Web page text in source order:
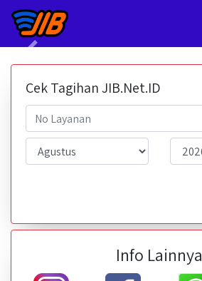
Cek Tagihan JIB.Net.ID
Info Lainnya